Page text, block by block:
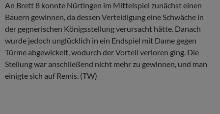
An Brett 8 konnte Nürtingen im Mittelspiel zunächst einen
Bauern gewinnen, da dessen Verteidigung eine Schwäche in
der gegnerischen Königsstellung verursacht hätte. Danach
wurde jedoch unglücklich in ein Endspiel mit Dame gegen
Türme abgewickelt, wodurch der Vorteil verloren ging. Die
Stellung war anschließend nicht mehr zu gewinnen, und man
einigte sich auf Remis. (TW)